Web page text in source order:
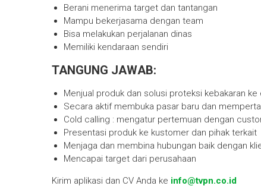
Berani menerima target dan tantangan
Mampu bekerjasama dengan team
Bisa melakukan perjalanan dinas
Memiliki kendaraan sendiri
TANGUNG JAWAB:
Menjual produk dan solusi proteksi kebakaran
Secara aktif membuka pasar baru dan
Cold calling : mengatur pertemuan dengan
Presentasi produk ke kustomer dan pihak terkait
Menjaga dan membina hubungan baik dengan
Mencapai target dari perusahaan
Kirim aplikasi dan CV Anda ke info@tvpn.co.id